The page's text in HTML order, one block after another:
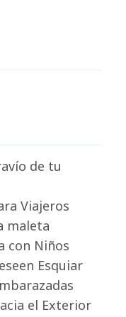
de tu
Viajeros
maleta
con Niños
Esquiar
el Exterior